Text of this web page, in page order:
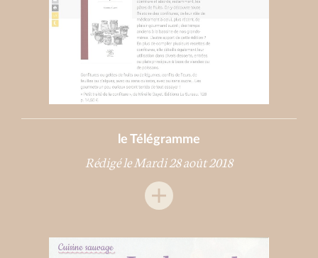
le Télégramme
Rédigé le Mardi 28 août 2018